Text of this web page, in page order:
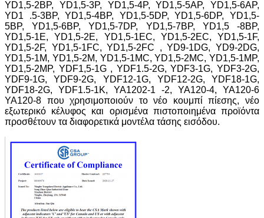
YD1,5-2BP, YD1,5-3P, YD1,5-4P, YD1,5-5AP, YD1,5-6AP,
YD1 .5-3BP, YD1,5-4BP, YD1,5-5DP, YD1,5-6DP, YD1,5-
5BP, YD1,5-6BP, YD1,5-7DP, YD1,5-7BP, YD1,5 -8BP,
YD1,5-1E, YD1,5-2E, YD1,5-1EC, YD1,5-2EC, YD1,5-1F,
YD1,5-2F, YD1,5-1FC, YD1,5-2FC , YD9-1DG, YD9-2DG,
YD1,5-1M, YD1,5-2M, YD1,5-1MC, YD1,5-2MC, YD1,5-1MP,
YD1,5-2MP, YDF1,5-1G , YDF1.5-2G, YDF3-1G, YDF3-2G,
YDF9-1G, YDF9-2G, YDF12-1G, YDF12-2G, YDF18-1G,
YDF18-2G, YDF1.5-1K, YA1202-1 -2, YA120-4, YA120-6
YA120-8 που χρησιμοποιούν το νέο κουμπί πίεσης, νέο
εξωτερικό κέλυφος και ορισμένα πιστοποιημένα προϊόντα
προσθέτουν τα διαφορετικά μοντέλα τάσης εισόδου.